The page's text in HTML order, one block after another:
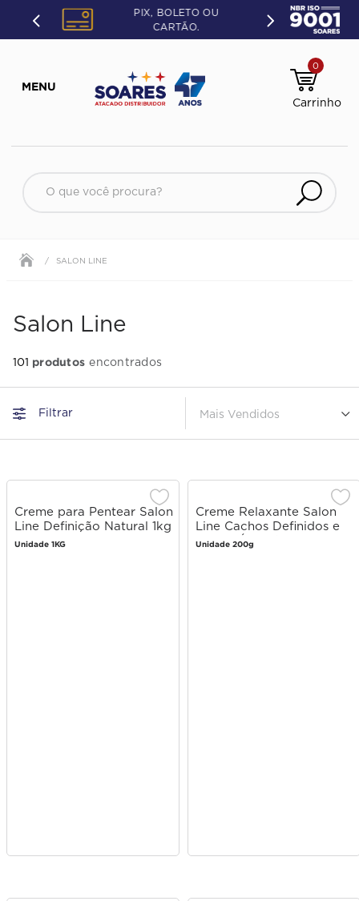
PIX, BOLETO OU
CARTÃO.
0
O que você procura?
SALON LINE
Salon Line
101 produtos
Filtrar Mais Vendidos
Creme para Pentear Salon
Line Definição Natural 1kg
Unidade 1KG
Creme Relaxante Salon
Line Cachos Definidos e
Soltos Óleo de Coco e
Unidade 200g